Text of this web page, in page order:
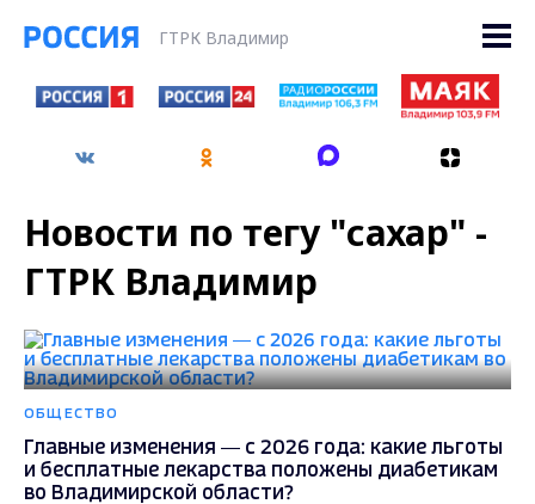
ГТРК Владимир
Новости по тегу "сахар" -
ГТРК Владимир
ОБЩЕСТВО
Главные изменения — с 2026 года: какие льготы
и бесплатные лекарства положены диабетикам
во Владимирской области?